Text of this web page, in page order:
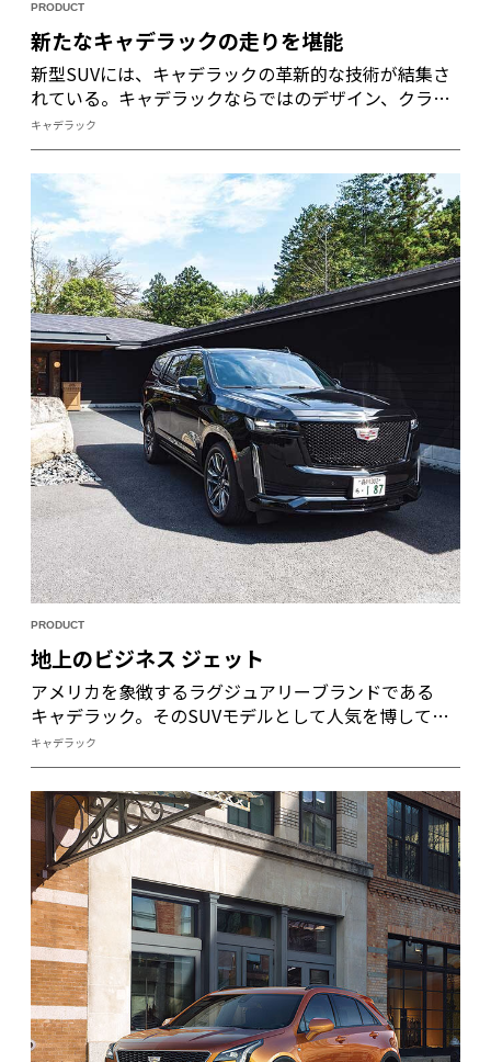
PRODUCT
新たなキャデラックの走りを堪能
新型SUVには、キャデラックの革新的な技術が結集さ
れている。キャデラックならではのデザイン、クラス
最大級のゆとりに満ちた室内空間が魅力的だ。
キャデラック
PRODUCT
地上のビジネス ジェット
アメリカを象徴するラグジュアリーブランドである
キャデラック。そのSUVモデルとして人気を博してき
たエスカレードが５代目に進化。上質さ、華やかさ
に、逞しさも兼ね備えた新型エスカレードは、季節や
場所を問わずに快適な移動を約束する、頼もしいパー
トナーとなってくれるはずだ。
キャデラック